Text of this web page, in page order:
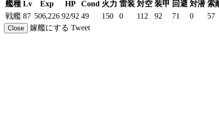
艦種 Lv Exp HP Cond 火力 雷装 対空 装甲 回避 対潜 索
戦艦 87 506,226 92/92 49 150 0 112 92 71 0 57
Close 嫁艦にする Tweet